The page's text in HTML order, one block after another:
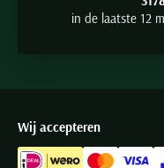
in de laatste 12
Wij accepteren